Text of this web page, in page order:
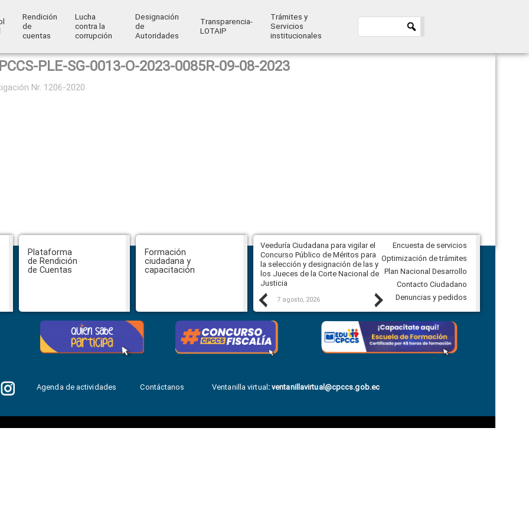
Rendición
de
cuentas
Lucha
contra la
corrupción
Designación
de
Autoridades
Transparencia-
LOTAIP
Trámites y
Servicios
institucionales
PLE-SG-0013-O-2023-0085R-09-08-2023
Nr. 1206-2020
Plataforma
de Rendición
de Cuentas
Formación
ciudadana y
capacitación
Previous
Función de Transparencia aprueba
nuevos instrumentos
anticorrupción en Santo Domingo y
anuncia convocatoria para su
Veeduría Ciudadana para vigilar el
Concurso Público de Méritos para
la selección y designación de las y
los Jueces de la Corte Nacional de
Justicia
7 agosto, 2026
Veeduría para realizar el
seguimiento de la gestión
Autónomo Descentralizado
parroquial rural de Calacalí
6 agosto, 2026
Next
Encuesta de servicios
Optimización de trámites
Plan Nacional Desarrollo
Contacto Ciudadano
Denuncias y pedidos
Agenda de actividades Contáctanos Ventanilla virtual:ventanillavirtual@cpccs.gob.ec